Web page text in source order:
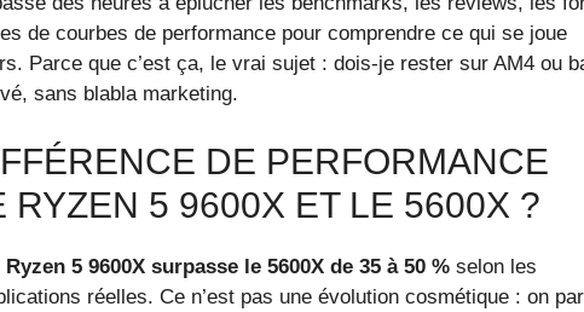
de courbes de performance pour comprendre ce qui se joue
Parce que c’est ça, le vrai sujet : dois-je rester sur AM4 ou
sans blabla marketing.
DE PERFORMANCE
RYZEN 5 9600X ET LE 5600X ?
Ryzen 5 9600X surpasse le 5600X de 35 à 50 % selon les
réelles. Ce n’est pas une évolution cosmétique : on